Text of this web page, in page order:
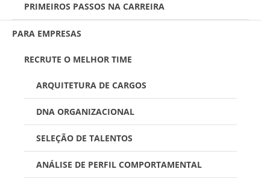
PRIMEIROS PASSOS NA CARREIRA
PARA EMPRESAS
RECRUTE O MELHOR TIME
ARQUITETURA DE CARGOS
DNA ORGANIZACIONAL
SELEÇÃO DE TALENTOS
ANÁLISE DE PERFIL COMPORTAMENTAL